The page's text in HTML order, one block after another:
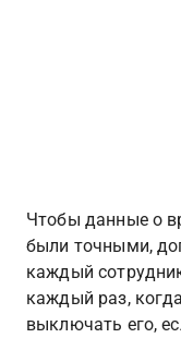
Чтобы данные о
были точными,
каждый
каждый раз,
выключать его,